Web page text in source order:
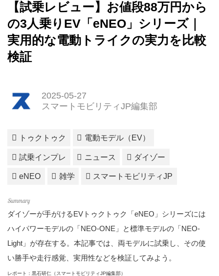
【試乗レビュー】お値段88万円から
の3人乗りEV「eNEO」シリーズ｜
実用的な電動トライクの実力を比較
検証
2025-05-27
スマートモビリティJP編集部
トゥクトゥク 電動モデル（EV）
試乗インプレ ニュース ダイゾー
eNEO 雑学 スマートモビリティJP
ダイゾーが手がけるEVトゥクトゥク「eNEO」シリーズには
ハイパワーモデルの「NEO-ONE」と標準モデルの「NEO-
Light」が存在する。本記事では、両モデルに試乗し、その使
い勝手や走行感覚、実用性などを検証してみよう。
レポート：黒石研仁（スマートモビリティJP編集部）